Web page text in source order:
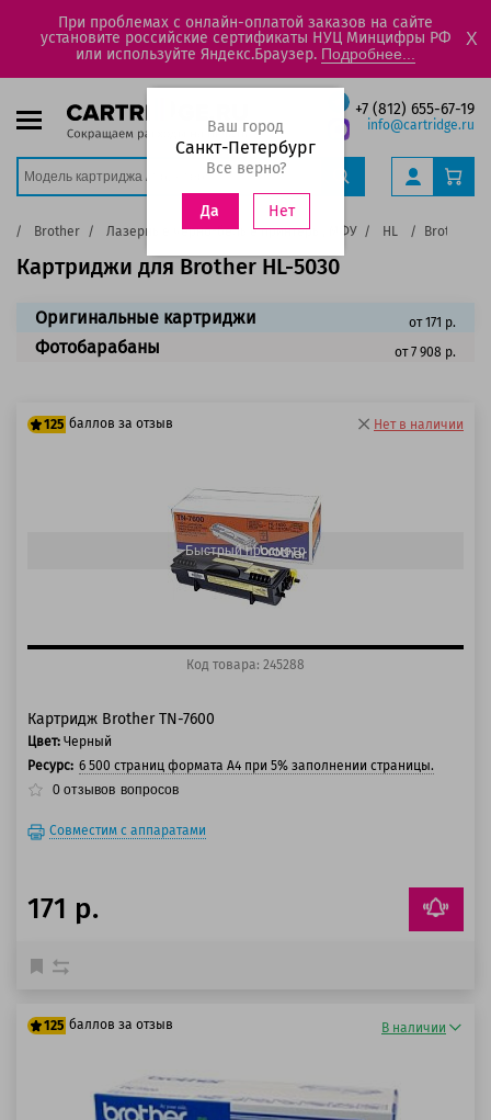
При проблемах с онлайн-оплатой заказов на сайте
установите российские сертификаты НУЦ Минцифры РФ
или используйте Яндекс.Браузер. Подробнее...
X
+7 (812) 655-67-19
info@cartridge.ru
Ваш город
Санкт-Петербург
Все верно?
Да Нет
Brother Лазерные черно-белые принтеры, МФУ HL Brother
Картриджи для Brother HL-5030
Оригинальные картриджи от 171 р.
Фотобарабаны от 7 908 р.
125 баллов за отзыв Нет в наличии
Быстрый просмотр
Код товара: 245288
Картридж Brother TN-7600
Цвет: Черный
Ресурс: 6 500 страниц формата А4 при 5% заполнении страницы.
0 отзывов вопросов
Совместим с аппаратами
171 р.
125 баллов за отзыв
100 баллов
125 баллов
В наличии